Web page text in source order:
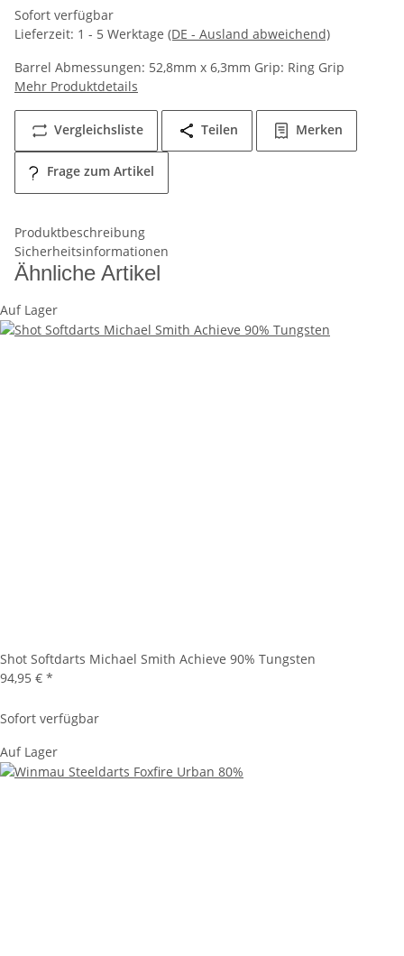
Sofort verfügbar
Lieferzeit: 1 - 5 Werktage (DE - Ausland abweichend)
Barrel Abmessungen: 52,8mm x 6,3mm Grip: Ring Grip
Mehr Produktdetails
Vergleichsliste Teilen Merken
Frage zum Artikel
Produktbeschreibung
Sicherheitsinformationen
Ähnliche Artikel
Auf Lager
Shot Softdarts Michael Smith Achieve 90% Tungsten
94,95 € *
Sofort verfügbar
Auf Lager